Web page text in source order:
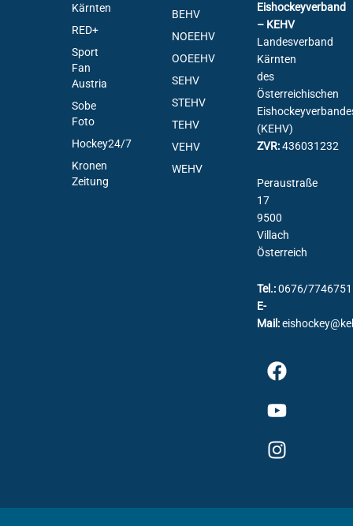
Kärnten
RED+
Sport
Fan
Austria
Sobe
Foto
Hockey24/7
Kronen
Zeitung
BEHV
NOEEHV
OOEEHV
SEHV
STEHV
TEHV
VEHV
WEHV
Eishockeyverband
– KEHV
Landesverband
Kärnten
des
Österreichischen
(KEHV)
ZVR:436031232
Peraustraße
17
9500
Villach
Österreich
Tel.:0676/7746751
E-
Mail: